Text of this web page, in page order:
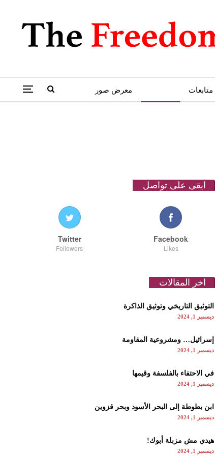
متابعات معرض صور
ابقى على تواصل
Facebook
Likes
Twitter
Followers
اخر المقالات
التوثيق التاريخي وتوثيق الذاكرة
ديسمبر 1, 2024
إسرائيل… ومشروعية المقاومة
ديسمبر 1, 2024
في الاحتفاء بالفلسفة وقيمها
ديسمبر 1, 2024
ابن بطوطة إلى البحر الأسود وبحر قزوين
ديسمبر 1, 2024
هيدي مش مزبلة أبوك!
ديسمبر 1, 2024